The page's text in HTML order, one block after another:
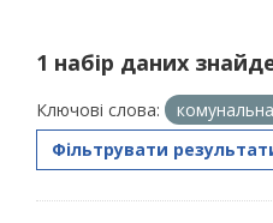
1 набір даних
Ключові слова:
Фільтрувати